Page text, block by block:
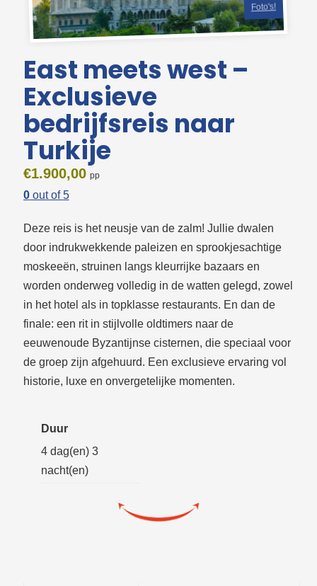
Foto's!
East meets west –
Exclusieve
bedrijfsreis naar
Turkije
€1.900,00
0out of5
Deze reis is het neusje van de zalm! Jullie dwalen
door indrukwekkende paleizen en sprookjesachtige
moskeeën, struinen langs kleurrijke bazaars en
worden onderweg volledig in de watten gelegd, zowel
in het hotel als in topklasse restaurants. En dan de
finale: een rit in stijlvolle oldtimers naar de
eeuwenoude Byzantijnse cisternen, die speciaal voor
de groep zijn afgehuurd. Een exclusieve ervaring vol
historie, luxe en onvergetelijke momenten.
Duur
4 dag(en) 3
nacht(en)